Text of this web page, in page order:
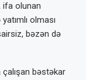
ifa olunan
olması
bəzən də
çalışan bəstəkar